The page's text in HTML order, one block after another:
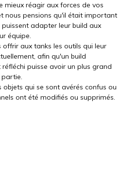
mieux réagir aux forces de vos
nous pensions qu'il était important
puissent adapter leur build aux
équipe.
offrir aux tanks les outils qui leur
afin qu'un build
puisse avoir un plus grand
objets qui se sont avérés confus ou
ont été modifiés ou supprimés.